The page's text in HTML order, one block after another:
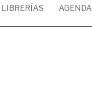
LIBRERÍAS AGENDA